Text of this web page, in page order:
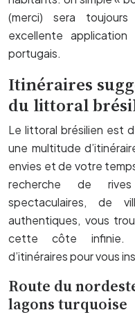
(merci) sera
excellente
portugais.
Itinéraires
du littoral
Le littoral brésilien est
une multitude
envies et de votre
recherche de
spectaculaires, de
authentiques, vous
cette côte infinie.
d’itinéraires pour vous
Route du
lagons turquoise